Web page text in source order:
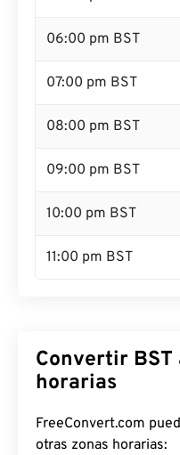
06:00 pm BST
07:00 pm BST
08:00 pm BST
09:00 pm BST
10:00 pm BST
11:00 pm BST
Convertir BST
horarias
FreeConvert.com
otras zonas horarias: